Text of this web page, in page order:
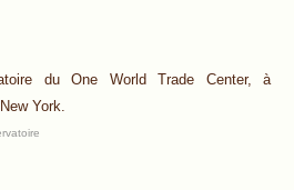
du One World Trade Center, à
York.